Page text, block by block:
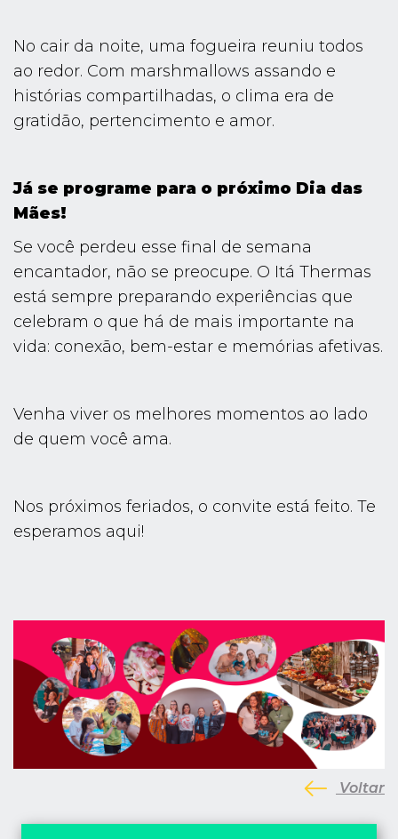
No cair da noite, uma fogueira reuniu todos
ao redor. Com marshmallows assando e
histórias compartilhadas, o clima era de
gratidão, pertencimento e amor.
Já se programe para o próximo Dia das
Mães!
Se você perdeu esse final de semana
encantador, não se preocupe. O Itá Thermas
está sempre preparando experiências que
celebram o que há de mais importante na
vida: conexão, bem-estar e memórias afetivas.
Venha viver os melhores momentos ao lado
de quem você ama.
Nos próximos feriados, o convite está feito. Te
esperamos aqui!
Voltar